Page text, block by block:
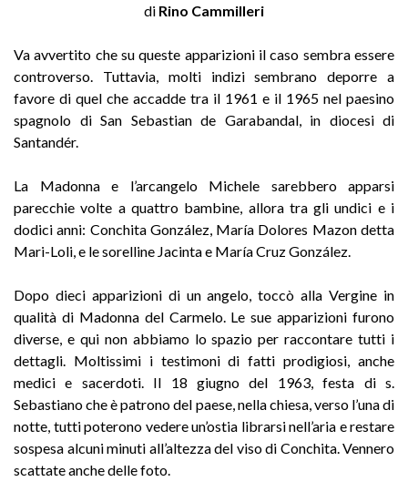
di Rino Cammilleri
Va avvertito che su queste apparizioni il caso sembra essere
controverso. Tuttavia, molti indizi sembrano deporre a
favore di quel che accadde tra il 1961 e il 1965 nel paesino
spagnolo di San Sebastian de Garabandal, in diocesi di
Santandér.
La Madonna e l’arcangelo Michele sarebbero apparsi
parecchie volte a quattro bambine, allora tra gli undici e i
dodici anni: Conchita González, María Dolores Mazon detta
Mari-Loli, e le sorelline Jacinta e María Cruz González.
Dopo dieci apparizioni di un angelo, toccò alla Vergine in
qualità di Madonna del Carmelo. Le sue apparizioni furono
diverse, e qui non abbiamo lo spazio per raccontare tutti i
dettagli. Moltissimi i testimoni di fatti prodigiosi, anche
medici e sacerdoti. Il 18 giugno del 1963, festa di s.
Sebastiano che è patrono del paese, nella chiesa, verso l’una di
notte, tutti poterono vedere un’ostia librarsi nell’aria e restare
sospesa alcuni minuti all’altezza del viso di Conchita. Vennero
scattate anche delle foto.